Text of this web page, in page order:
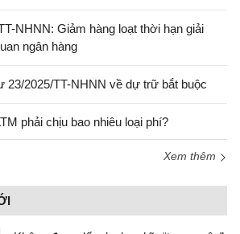
NHNN: Giảm hàng loạt thời hạn giải
ngân hàng
23/2025/TT-NHNN về dự trữ bắt buộc
phải chịu bao nhiêu loại phí?
Xem thêm